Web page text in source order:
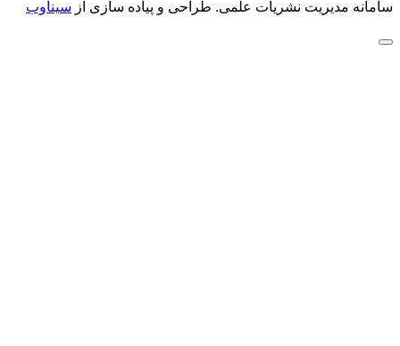
سامانه مدیریت نشریات علمی. طراحی و پیاده سازی از سیناوب